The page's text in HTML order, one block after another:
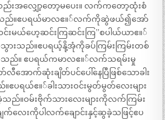
းအလျှော့တော့မပေး။ လက်ကတော့ထုံးစံ
ည်။ဧပရယ်မာလဧ။်လက်ကိုဆွဲဖယ်၍အော်
းမယ်ဟေ့ဆင်းကြဆင်းကြ”စပါယ်ယာဧ။်
ားသည်။ဧပရယ့်နို့အုံကိုခပ်ကြမ်းကြမ်းတစ်
သည်။ ဧပရယ်ကမာလဧ။်လက်သရမ်းမှု
အောက်ဆုံးချိတ်ပင်ပေါ်နေပြီဖြစ်သောခါး
ဧပရယ်ဧ။်ခါးသားဝင်းမွတ်မွတ်လေးများ
။ဝမ်းဗိုက်သားလေးများကိုလက်ကြမ်း
က်လေးကိုပါလက်ချောင်းနှင့်ဆွခဲ့သဖြင့်ဧပ